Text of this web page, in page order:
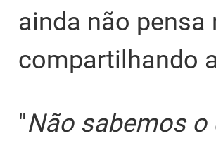
ainda não pensa
compartilhando
"Não sabemos o